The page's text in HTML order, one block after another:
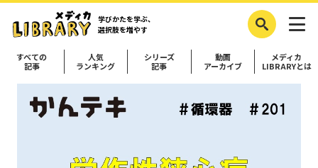
学びかたを学ぶ、
選択肢を増やす
すべての
記事
人気
ランキング
シリーズ
記事
動画
アーカイブ
メディカ
LIBRARYとは